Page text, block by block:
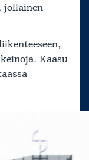
jollainen
Kaasu